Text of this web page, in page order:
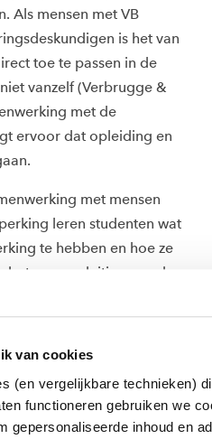
van cookies
(en vergelijkbare technieken)
functioneren gebruiken we
gepersonaliseerde inhoud en
Als mensen met VB
is het van
toe te passen in de
vanzelf (Verbrugge &
met de
t ervoor dat opleiding en
met mensen
leren studenten wat
te hebben en hoe ze
aansluiting van deze
onderzoeksmaterialen
van het project